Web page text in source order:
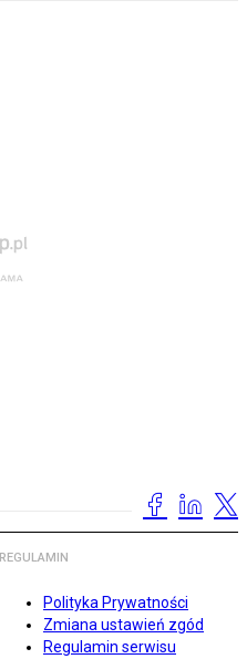
REGULAMIN
Polityka Prywatności
Zmiana ustawień zgód
Regulamin serwisu